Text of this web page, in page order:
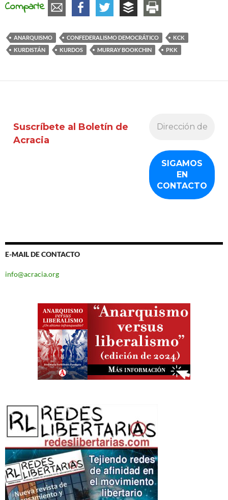
Comparte
ANARQUISMO CONFEDERALISMO DEMOCRÁTICO
KCK
KURDISTÁN
KURDOS MURRAY BOOKCHIN PKK
Suscríbete al Boletín de
Acracia
E-MAIL DE CONTACTO
info@acracia.org